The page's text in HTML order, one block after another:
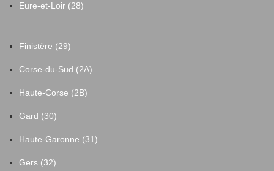
Eure-et-Loir (28)
Finistère (29)
Corse-du-Sud (2A)
Haute-Corse (2B)
Gard (30)
Haute-Garonne (31)
Gers (32)